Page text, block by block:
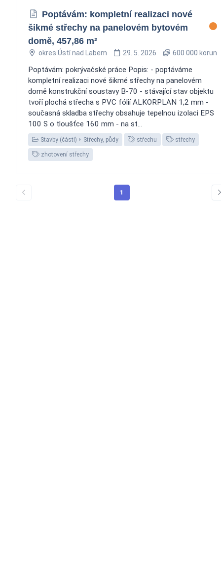
Poptávám: kompletní realizaci nové
šikmé střechy na panelovém bytovém
domě, 457,86 m²
okres Ústí nad Labem 29. 5. 2026 600 000 korun
Poptávám: pokrývačské práce Popis: - poptáváme
kompletní realizaci nové šikmé střechy na panelovém
domě konstrukční soustavy B-70 - stávající stav objektu
tvoří plochá střecha s PVC fólií ALKORPLAN 1,2 mm -
současná skladba střechy obsahuje tepelnou izolaci EPS
100 S o tloušťce 160 mm - na st...
Stavby (části) Střechy, půdy střechu střechy
zhotovení střechy
1